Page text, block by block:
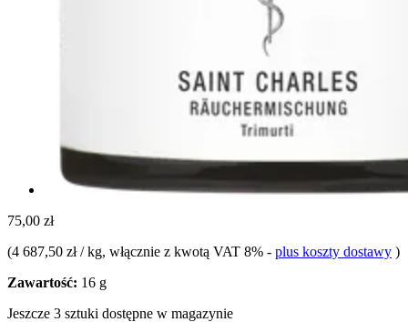
75,00 zł
(4 687,50 zł / kg, włącznie z kwotą VAT 8% - plus koszty dostawy )
Zawartość: 16 g
Jeszcze 3 sztuki dostępne w magazynie